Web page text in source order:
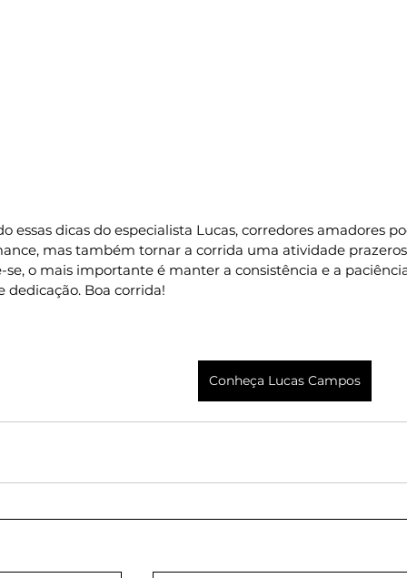
essas dicas do especialista Lucas, corredores amadores
mas também tornar a corrida uma atividade
se, o mais importante é manter a consistência e a
dedicação. Boa corrida!
Conheça Lucas Campos